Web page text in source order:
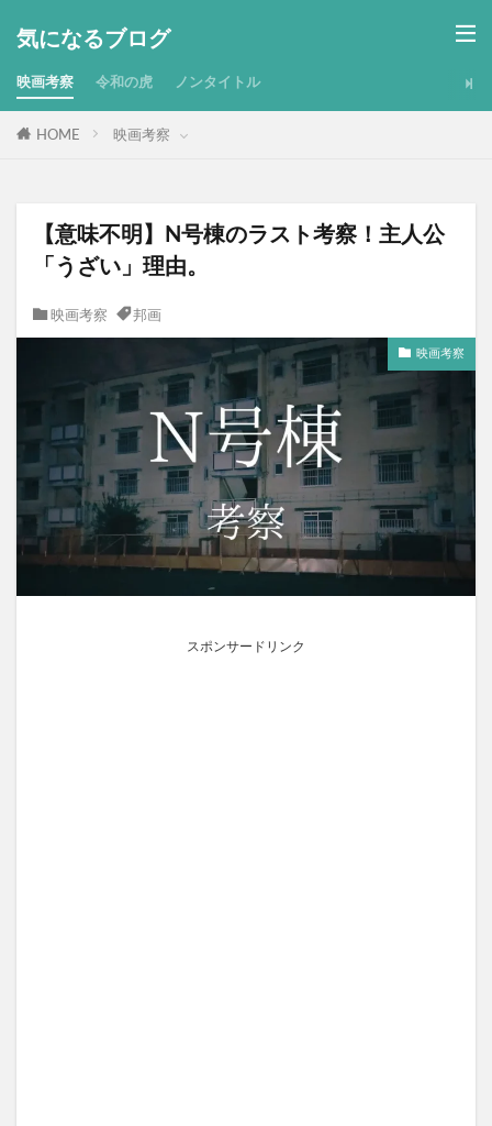
気になるブログ
映画考察 令和の虎 ノンタイトル
HOME 映画考察
【意味不明】N号棟のラスト考察！主人公
「うざい」理由。
映画考察 邦画
映画考察
スポンサードリンク